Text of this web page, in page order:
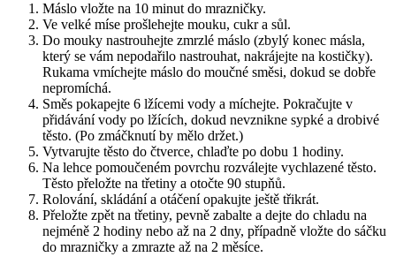
Máslo vložte na 10 minut do mrazničky.
Ve velké míse prošlehejte mouku, cukr a sůl.
Do mouky nastrouhejte zmrzlé máslo (zbylý konec másla,
který se vám nepodařilo nastrouhat, nakrájejte na kostičky).
Rukama vmíchejte máslo do moučné směsi, dokud se dobře
nepromíchá.
Směs pokapejte 6 lžícemi vody a míchejte. Pokračujte v
přidávání vody po lžících, dokud nevznikne sypké a drobivé
těsto. (Po zmáčknutí by mělo držet.)
Vytvarujte těsto do čtverce, chlaďte po dobu 1 hodiny.
Na lehce pomoučeném povrchu rozválejte vychlazené těsto.
Těsto přeložte na třetiny a otočte 90 stupňů.
Rolování, skládání a otáčení opakujte ještě třikrát.
Přeložte zpět na třetiny, pevně zabalte a dejte do chladu na
nejméně 2 hodiny nebo až na 2 dny, případně vložte do sáčku
do mrazničky a zmrazte až na 2 měsíce.